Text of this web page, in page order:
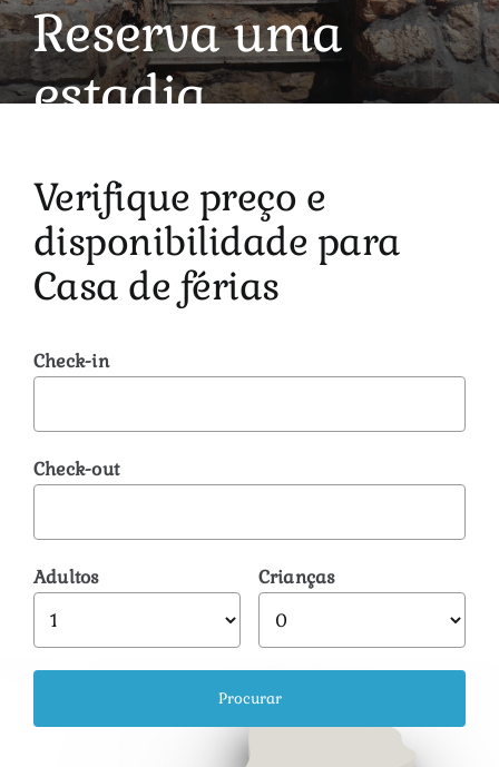
Reserva uma
estadia
Verifique preço e
disponibilidade para
Casa de férias
Check-in
Check-out
Adultos Crianças